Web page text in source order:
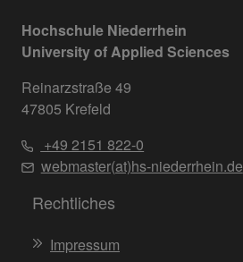
Hochschule Niederrhein
University of Applied Sciences
Reinarzstraße 49
47805 Krefeld
+49 2151 822-0
webmaster(at)hs-niederrhein.de
Rechtliches
Impressum